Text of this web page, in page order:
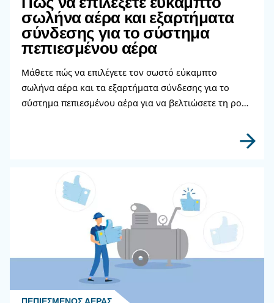
Οι Συνθήκες Περιβάλλοντος Ενός
Εγκατάστασης Αεροσυμπιεστή
Διαβάστε περισσότερα
θέματα